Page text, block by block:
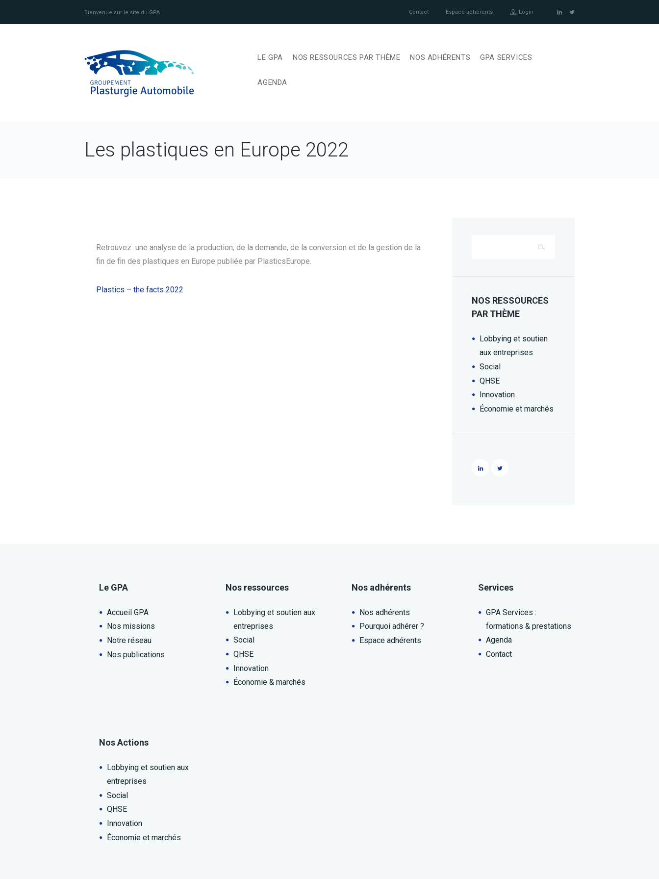
Bienvenue sur le site du GPA Contact Espace adhérents Login
LE GPA NOS RESSOURCES PAR THÈME NOS ADHÉRENTS GPA SERVICES
AGENDA
Les plastiques en Europe 2022
Retrouvez une analyse de la production, de la demande, de la conversion et de la gestion de la
fin de fin des plastiques en Europe publiée par PlasticsEurope.
Plastics – the facts 2022
NOS RESSOURCES
PAR THÈME
Lobbying et soutien
aux entreprises
Social
QHSE
Innovation
Économie et marchés
Le GPA
Accueil GPA
Nos missions
Notre réseau
Nos publications
Nos ressources
Lobbying et soutien aux
entreprises
Social
QHSE
Innovation
Économie & marchés
Nos adhérents
Nos adhérents
Pourquoi adhérer ?
Espace adhérents
Services
GPA Services :
formations & prestations
Agenda
Contact
Nos Actions
Lobbying et soutien aux
entreprises
Social
QHSE
Innovation
Économie et marchés